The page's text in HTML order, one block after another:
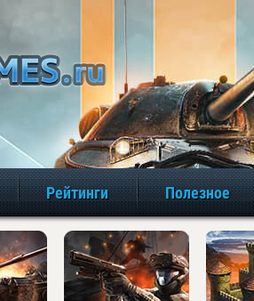
Рейтинги Полезное